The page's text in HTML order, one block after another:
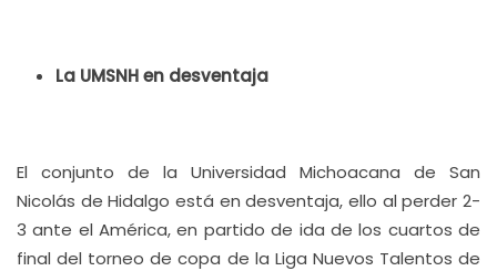
La UMSNH en desventaja
El conjunto de la Universidad Michoacana de San
Nicolás de Hidalgo está en desventaja, ello al perder 2-
3 ante el América, en partido de ida de los cuartos de
final del torneo de copa de la Liga Nuevos Talentos de